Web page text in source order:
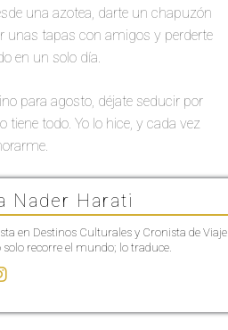
una azotea, darte un chapuzón
unas tapas con amigos y perderte
en un solo día.
para agosto, déjate seducir por
tiene todo. Yo lo hice, y cada vez
Nader Harati
en Destinos Culturales y Cronista de
solo recorre el mundo; lo traduce.